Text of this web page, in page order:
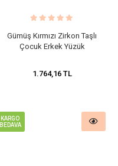
Gümüş Kırmızı Zirkon Taşlı
Çocuk Erkek Yüzük
1.764,16 TL
KARGO
BEDAVA